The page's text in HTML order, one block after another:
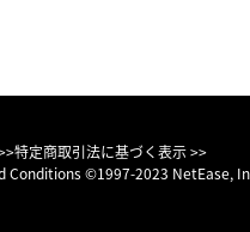
特定商取引法に基づく表示 >>
Conditions ©1997-2023 NetEase,